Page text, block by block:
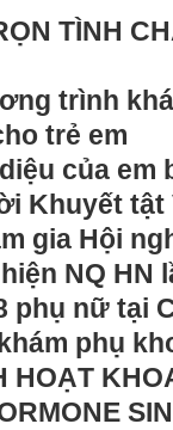
TÌNH
trình
trẻ em
của em
Khuyết tật
gia Hội
NQ HN
phụ nữ tại
phụ
HOẠT